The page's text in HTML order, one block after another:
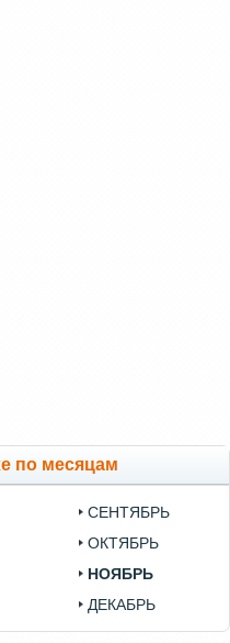
по месяцам
СЕНТЯБРЬ
ОКТЯБРЬ
НОЯБРЬ
ДЕКАБРЬ